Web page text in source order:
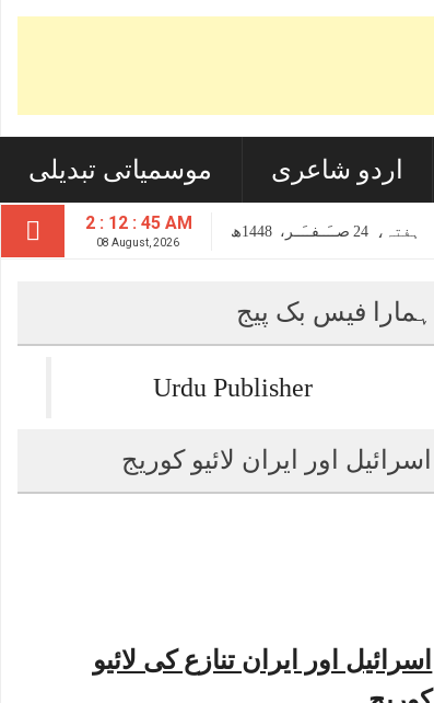
اردو شاعری موسمیاتی تبدیلی
2 : 12 : 45 AM
08 August, 2026
ہفتہ، 24 صــَــفــَــر، 1448ھ
ہمارا فیس بک پیج
Urdu Publisher
اسرائیل اور ایران لائیو کوریج
اسرائیل اور ایران تنازع کی لائیو
کوریج